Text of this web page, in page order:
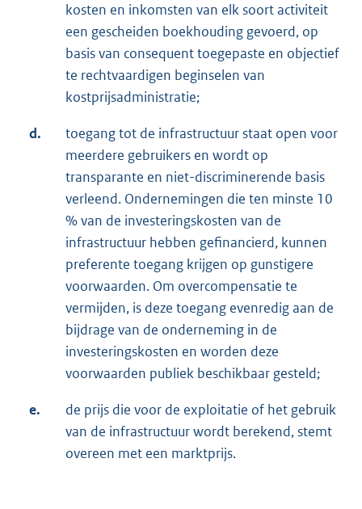
kosten en inkomsten van elk soort activiteit
een gescheiden boekhouding gevoerd, op
basis van consequent toegepaste en objectief
te rechtvaardigen beginselen van
kostprijsadministratie;
d.
toegang tot de infrastructuur staat open voor
meerdere gebruikers en wordt op
transparante en niet-discriminerende basis
verleend. Ondernemingen die ten minste 10
% van de investeringskosten van de
infrastructuur hebben gefinancierd, kunnen
preferente toegang krijgen op gunstigere
voorwaarden. Om overcompensatie te
vermijden, is deze toegang evenredig aan de
bijdrage van de onderneming in de
investeringskosten en worden deze
voorwaarden publiek beschikbaar gesteld;
e.
de prijs die voor de exploitatie of het gebruik
van de infrastructuur wordt berekend, stemt
overeen met een marktprijs.